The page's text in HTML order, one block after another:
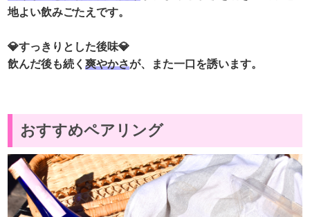
地よい飲みごたえです。
💎すっきりとした後味💎
飲んだ後も続く爽やかさが、また一口を誘います。
おすすめペアリング